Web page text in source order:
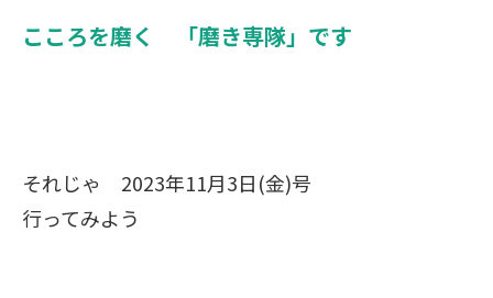
こころを磨く 「磨き専隊」です
それじゃ 2023年11月3日(金)号
行ってみよう